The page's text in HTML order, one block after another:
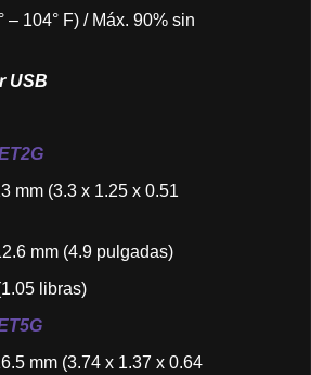
– 104° F) / Máx. 90% sin
USB
mm (3.3 x 1.25 x 0.51
mm (4.9 pulgadas)
libras)
mm (3.74 x 1.37 x 0.64